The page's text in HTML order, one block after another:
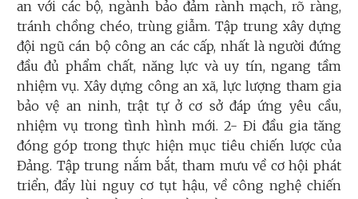
an với các bộ, ngành bảo đảm rành mạch, rõ ràng,
tránh chồng chéo, trùng giẫm. Tập trung xây dựng
đội ngũ cán bộ công an các cấp, nhất là người đứng
đầu đủ phẩm chất, năng lực và uy tín, ngang tầm
nhiệm vụ. Xây dựng công an xã, lực lượng tham gia
bảo vệ an ninh, trật tự ở cơ sở đáp ứng yêu cầu,
nhiệm vụ trong tình hình mới. 2- Đi đầu gia tăng
đóng góp trong thực hiện mục tiêu chiến lược của
Đảng. Tập trung nắm bắt, tham mưu về cơ hội phát
triển, đẩy lùi nguy cơ tụt hậu, về công nghệ chiến